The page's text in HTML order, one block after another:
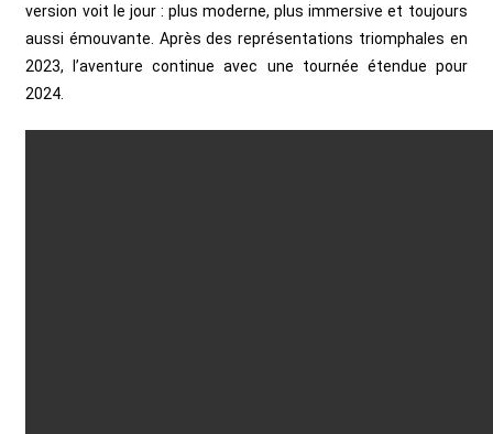
version voit le jour : plus moderne, plus immersive et toujours
aussi émouvante. Après des représentations triomphales en
2023, l’aventure continue avec une tournée étendue pour
2024.